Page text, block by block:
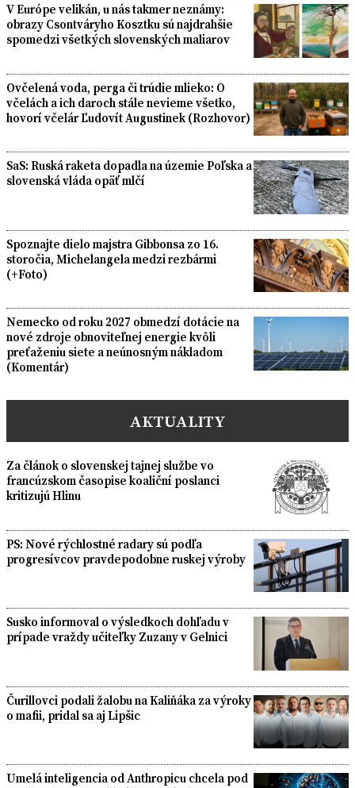
V Európe velikán, u nás takmer neznámy:
obrazy Csontváryho Kosztku sú najdrahšie
spomedzi všetkých slovenských maliarov
Ovčelená voda, perga či trúdie mlieko: O
včelách a ich daroch stále nevieme všetko,
hovorí včelár Ľudovít Augustinek (Rozhovor)
SaS: Ruská raketa dopadla na územie Poľska a
slovenská vláda opäť mlčí
Spoznajte dielo majstra Gibbonsa zo 16.
storočia, Michelangela medzi rezbármi
(+Foto)
Nemecko od roku 2027 obmedzí dotácie na
nové zdroje obnoviteľnej energie kvôli
preťaženiu siete a neúnosným nákladom
(Komentár)
AKTUALITY
Za článok o slovenskej tajnej službe vo
francúzskom časopise koaliční poslanci
kritizujú Hlinu
PS: Nové rýchlostné radary sú podľa
progresívcov pravdepodobne ruskej výroby
Susko informoval o výsledkoch dohľadu v
prípade vraždy učiteľky Zuzany v Gelnici
Čurillovci podali žalobu na Kaliňáka za výroky
o mafii, pridal sa aj Lipšic
Umelá inteligencia od Anthropicu chcela pod